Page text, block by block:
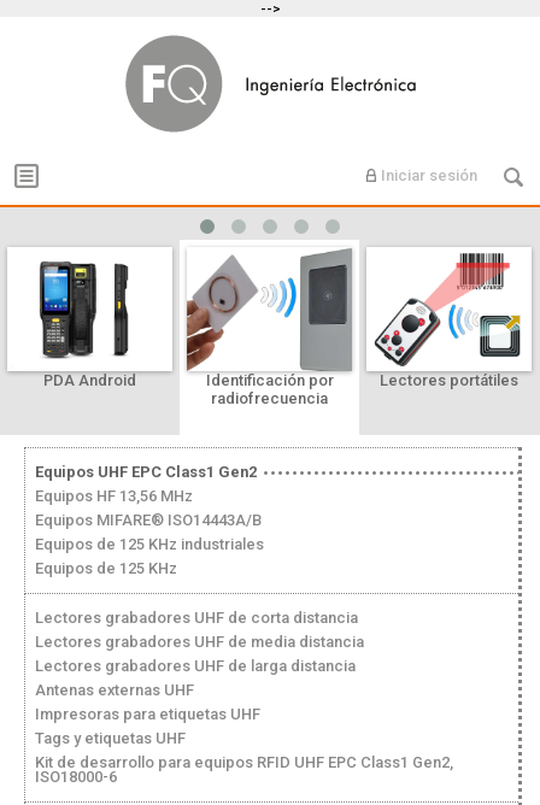
-->
Iniciar sesión
PDA Android
Identificación por
radiofrecuencia
Lectores portátiles
Equipos UHF EPC Class1 Gen2
Equipos HF 13,56 MHz
Equipos MIFARE® ISO14443A/B
Equipos de 125 KHz industriales
Equipos de 125 KHz
Lectores grabadores UHF de corta distancia
Lectores grabadores UHF de media distancia
Lectores grabadores UHF de larga distancia
Antenas externas UHF
Impresoras para etiquetas UHF
Tags y etiquetas UHF
Kit de desarrollo para equipos RFID UHF EPC Class1 Gen2,
ISO18000-6